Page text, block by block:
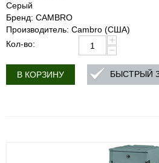
Серый
Бренд: CAMBRO
Производитель: Cambro (США)
Кол-во:
+
−
В КОРЗИНУ БЫСТРЫЙ